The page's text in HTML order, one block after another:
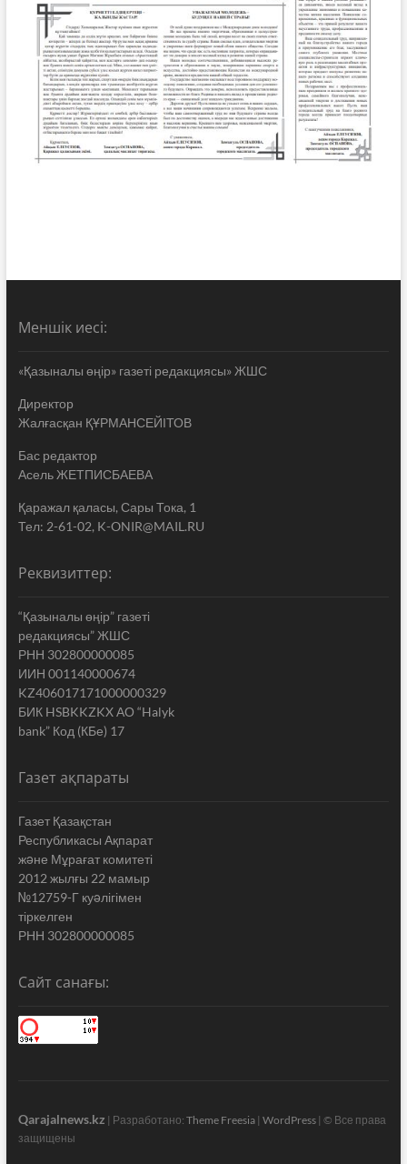
Меншік иесі:
«Қазыналы өңір» газеті редакциясы» ЖШС
Директор
Жалғасқан ҚҰРМАНСЕЙІТОВ
Бас редактор
Асель ЖЕТПИСБАЕВА
Қаражал қаласы, Сары Тока, 1
Тел: 2-61-02, K-ONIR@MAIL.RU
Реквизиттер:
“Қазыналы өңір” газеті
редакциясы” ЖШС
РНН 302800000085
ИИН 001140000674
KZ406017171000000329
БИК HSBKKZKX АО “Halyk
bank” Код (КБе) 17
Газет ақпараты
Газет Қазақстан
Республикасы Ақпарат
жəне Мұрағат комитеті
2012 жылғы 22 мамыр
№12759-Г куəлігімен
тіркелген
РНН 302800000085
Сайт санағы:
Qarajalnews.kz | Разработано: Theme Freesia| WordPress| © Все права
защищены